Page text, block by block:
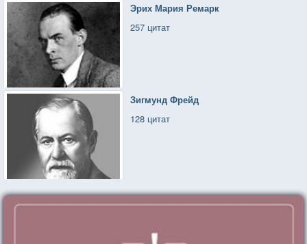
Эрих Мария Ремарк
257 цитат
Зигмунд Фрейд
128 цитат